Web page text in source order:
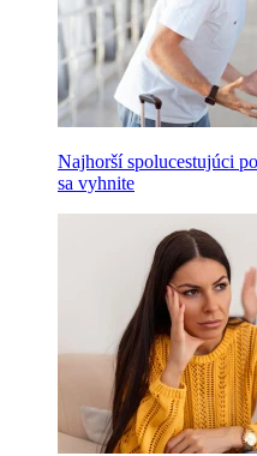
Najhorší spolucestujúci
sa vyhnite